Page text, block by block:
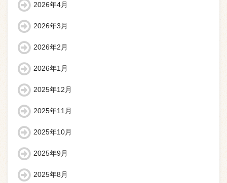
2026年4月
2026年3月
2026年2月
2026年1月
2025年12月
2025年11月
2025年10月
2025年9月
2025年8月